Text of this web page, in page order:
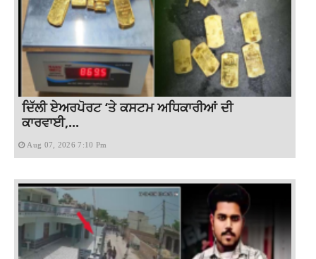
ਦਿੱਲੀ ਏਅਰਪੋਰਟ ‘ਤੇ ਕਸਟਮ ਅਧਿਕਾਰੀਆਂ ਦੀ
ਕਾਰਵਾਈ,...
Aug 07, 2026 7:10 Pm